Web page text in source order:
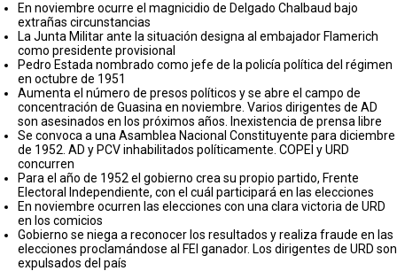
En noviembre ocurre el magnicidio de Delgado Chalbaud bajo
extrañas circunstancias
La Junta Militar ante la situación designa al embajador Flamerich
como presidente provisional
Pedro Estada nombrado como jefe de la policía política del régimen
en octubre de 1951
Aumenta el número de presos políticos y se abre el campo de
concentración de Guasina en noviembre. Varios dirigentes de AD
son asesinados en los próximos años. Inexistencia de prensa libre
Se convoca a una Asamblea Nacional Constituyente para diciembre
de 1952. AD y PCV inhabilitados políticamente. COPEI y URD
concurren
Para el año de 1952 el gobierno crea su propio partido, Frente
Electoral Independiente, con el cuál participará en las elecciones
En noviembre ocurren las elecciones con una clara victoria de URD
en los comicios
Gobierno se niega a reconocer los resultados y realiza fraude en las
elecciones proclamándose al FEI ganador. Los dirigentes de URD son
expulsados del país